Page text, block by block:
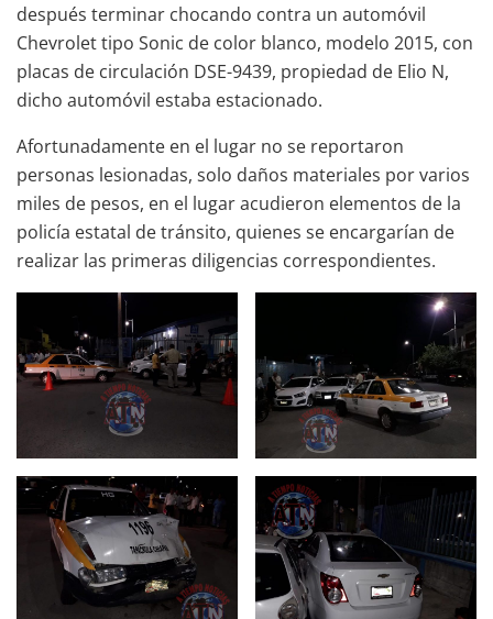
después terminar chocando contra un automóvil
Chevrolet tipo Sonic de color blanco, modelo 2015, con
placas de circulación DSE-9439, propiedad de Elio N,
dicho automóvil estaba estacionado.
Afortunadamente en el lugar no se reportaron
personas lesionadas, solo daños materiales por varios
miles de pesos, en el lugar acudieron elementos de la
policía estatal de tránsito, quienes se encargarían de
realizar las primeras diligencias correspondientes.